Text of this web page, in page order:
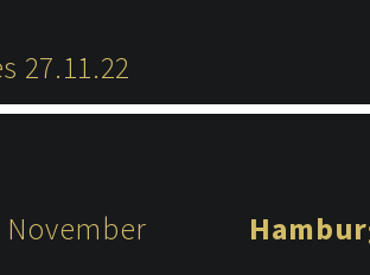
27.11.22
November